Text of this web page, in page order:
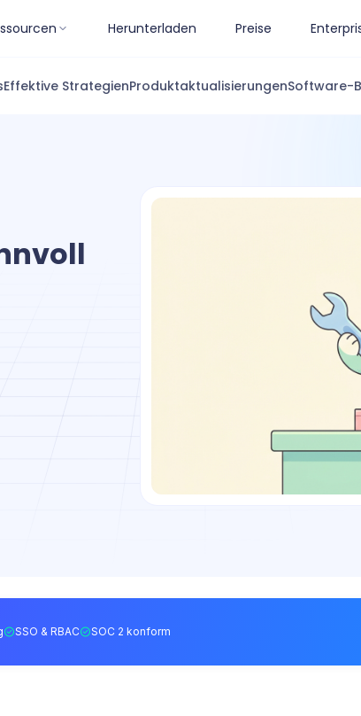
Herunterladen Preise
Effektive StrategienProduktaktualisierungenSoftware-
SSO & RBAC SOC 2 konform